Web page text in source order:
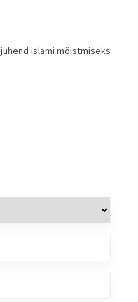
islami mõistmiseks